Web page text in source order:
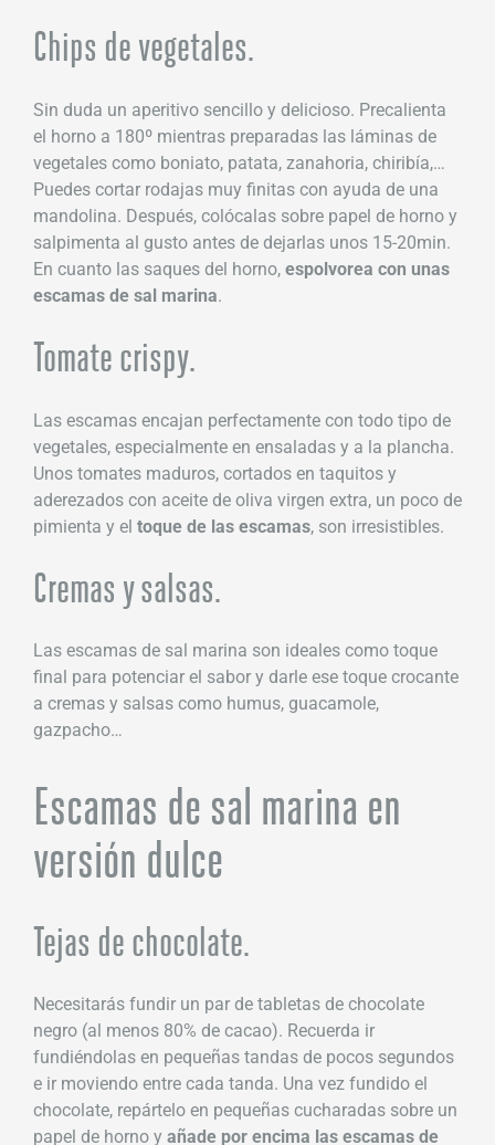
Chips de vegetales.
Sin duda un aperitivo sencillo y delicioso. Precalienta
el horno a 180º mientras preparadas las láminas de
vegetales como boniato, patata, zanahoria, chiribía,…
Puedes cortar rodajas muy finitas con ayuda de una
mandolina. Después, colócalas sobre papel de horno y
salpimenta al gusto antes de dejarlas unos 15-20min.
En cuanto las saques del horno, espolvorea con unas
escamas de sal marina.
Tomate crispy.
Las escamas encajan perfectamente con todo tipo de
vegetales, especialmente en ensaladas y a la plancha.
Unos tomates maduros, cortados en taquitos y
aderezados con aceite de oliva virgen extra, un poco de
pimienta y el toque de las escamas, son irresistibles.
Cremas y salsas.
Las escamas de sal marina son ideales como toque
final para potenciar el sabor y darle ese toque crocante
a cremas y salsas como humus, guacamole,
gazpacho…
Escamas de sal marina en
versión dulce
Tejas de chocolate.
Necesitarás fundir un par de tabletas de chocolate
negro (al menos 80% de cacao). Recuerda ir
fundiéndolas en pequeñas tandas de pocos segundos
e ir moviendo entre cada tanda. Una vez fundido el
chocolate, repártelo en pequeñas cucharadas sobre un
papel de horno y añade por encima las escamas de